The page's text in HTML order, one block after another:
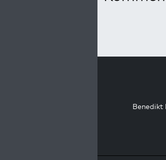
Benedikt